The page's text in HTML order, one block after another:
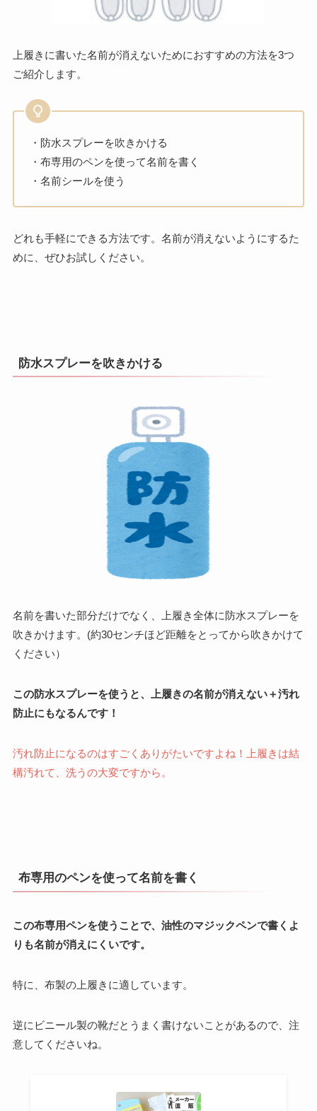
上履きに書いた名前が消えないためにおすすめの方法を3つ
ご紹介します。
・防水スプレーを吹きかける
・布専用のペンを使って名前を書く
・名前シールを使う
どれも手軽にできる方法です。名前が消えないようにするた
めに、ぜひお試しください。
防水スプレーを吹きかける
名前を書いた部分だけでなく、上履き全体に防水スプレーを
吹きかけます。(約30センチほど距離をとってから吹きかけて
ください）
この防水スプレーを使うと、上履きの名前が消えない＋汚れ
防止にもなるんです！
汚れ防止になるのはすごくありがたいですよね！上履きは結
構汚れて、洗うの大変ですから。
布専用のペンを使って名前を書く
この布専用ペンを使うことで、油性のマジックペンで書くよ
りも名前が消えにくいです。
特に、布製の上履きに適しています。
逆にビニール製の靴だとうまく書けないことがあるので、注
意してくださいね。